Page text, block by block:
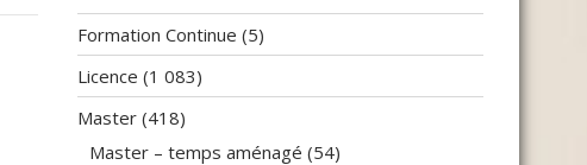
Formation Continue (5)
Licence (1 083)
Master (418)
Master – temps aménagé (54)